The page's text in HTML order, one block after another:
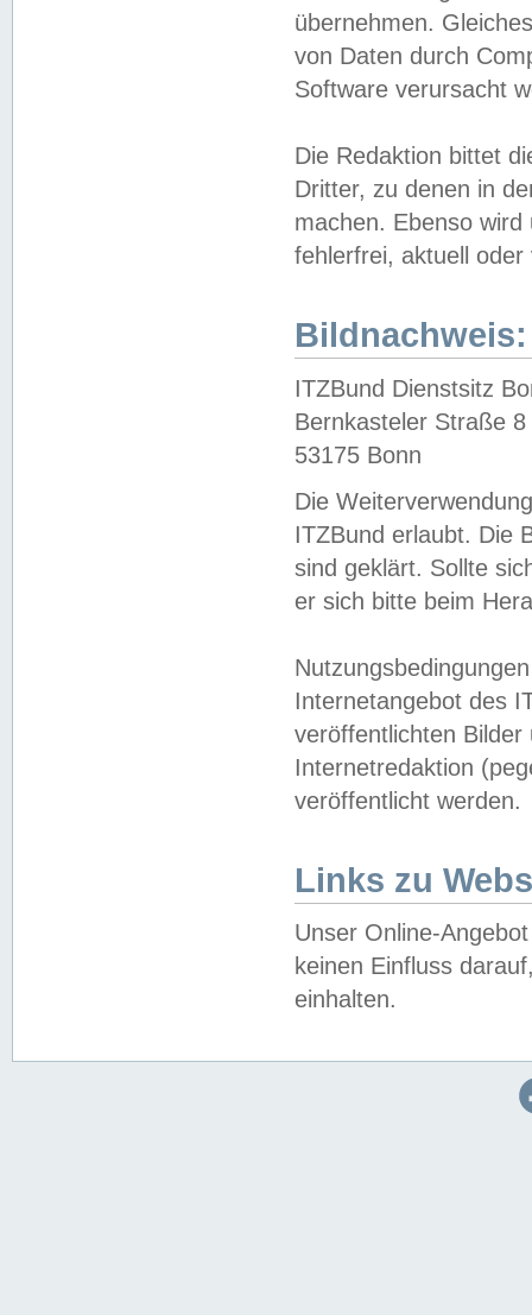
übernehmen.
von Daten durch
Software verursacht
Die Redaktion bittet
Dritter, zu denen in
machen. Ebenso
fehlerfrei, aktuell oder
Bildnachweis:
ITZBund Dienstsitz
Bernkasteler Straße 8
53175 Bonn
Die
ITZBund erlaubt. Die
sind geklärt. Sollte
er sich bitte beim
Internetangebot des
veröffentlichten
Internetredaktion
veröffentlicht werden.
Links zu
Unser Online-
keinen Einfluss
einhalten.